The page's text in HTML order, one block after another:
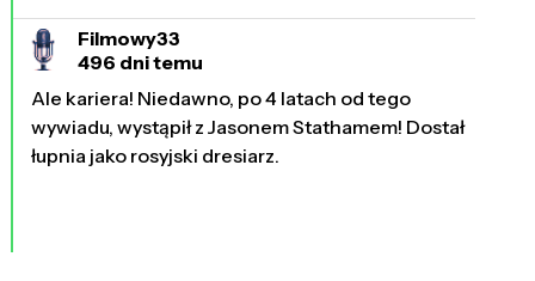
Filmowy33
496 dni temu
Ale kariera! Niedawno, po 4 latach od tego
wywiadu, wystąpił z Jasonem Stathamem! Dostał
łupnia jako rosyjski dresiarz.